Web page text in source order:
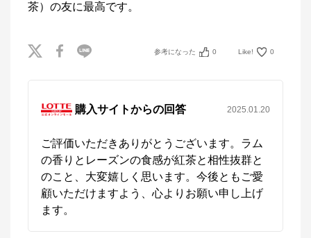
茶）の友に最高です。
参考になった 0 Like! 0
購入サイトからの回答 2025.01.20
ご評価いただきありがとうございます。ラム
の香りとレーズンの食感が紅茶と相性抜群と
のこと、大変嬉しく思います。今後ともご愛
顧いただけますよう、心よりお願い申し上げ